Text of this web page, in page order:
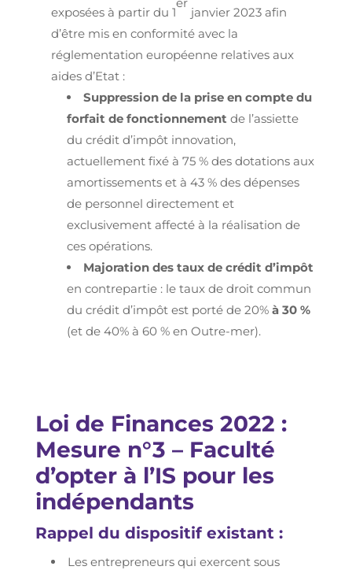
exposées à partir du 1
janvier 2023 afin
d’être mis en conformité avec la
réglementation européenne relatives aux
aides d’Etat :
Suppression de la prise en compte du
forfait de fonctionnement de l’assiette
du crédit d’impôt innovation,
actuellement fixé à 75 % des dotations aux
amortissements et à 43 % des dépenses
de personnel directement et
exclusivement affecté à la réalisation de
ces opérations.
Majoration des taux de crédit d’impôt
en contrepartie : le taux de droit commun
du crédit d’impôt est porté de 20% à 30 %
(et de 40% à 60 % en Outre-mer).
Loi de Finances 2022 :
Mesure n°3 – Faculté
d’opter à l’IS pour les
indépendants
Rappel du dispositif existant :
Les entrepreneurs qui exercent sous